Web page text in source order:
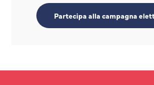
Partecipa alla campagna